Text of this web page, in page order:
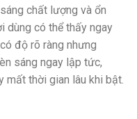
chất lượng và ổn
dùng có thể thấy ngay
độ rõ ràng nhưng
sáng ngay lập tức,
mất thời gian lâu khi bật.